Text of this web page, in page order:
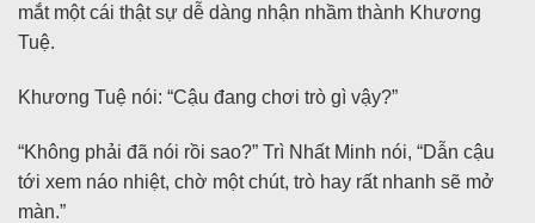
mắt một cái thật sự dễ dàng nhận nhầm thành Khương
Tuệ.
Khương Tuệ nói: “Cậu đang chơi trò gì vậy?”
“Không phải đã nói rồi sao?” Trì Nhất Minh nói, “Dẫn cậu
tới xem náo nhiệt, chờ một chút, trò hay rất nhanh sẽ mở
màn.”